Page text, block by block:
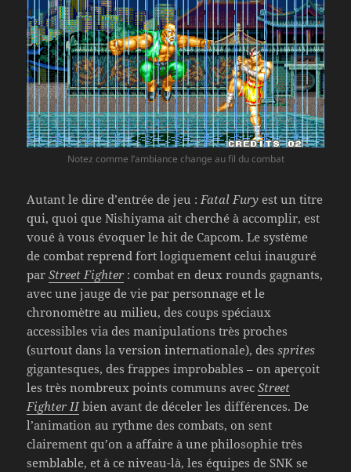
Notez comme l’ambiance change au fil du combat
Autant le dire d’entrée de jeu :Fatal Fury est un titre
qui, quoi que Nishiyama ait cherché à accomplir, est
voué à vous évoquer le hit de Capcom. Le système
de combat reprend fort logiquement celui inauguré
parStreet Fighter : combat en deux rounds gagnants,
avec une jauge de vie par personnage et le
chronomètre au milieu, des coups spéciaux
accessibles via des manipulations très proches
(surtout dans la version internationale), des sprites
gigantesques, des frappes improbables – on aperçoit
les très nombreux points communs avecStreet
Fighter IIbien avant de déceler les différences. De
l’animation au rythme des combats, on sent
clairement qu’on a affaire à une philosophie très
semblable, et à ce niveau-là, les équipes de SNK se